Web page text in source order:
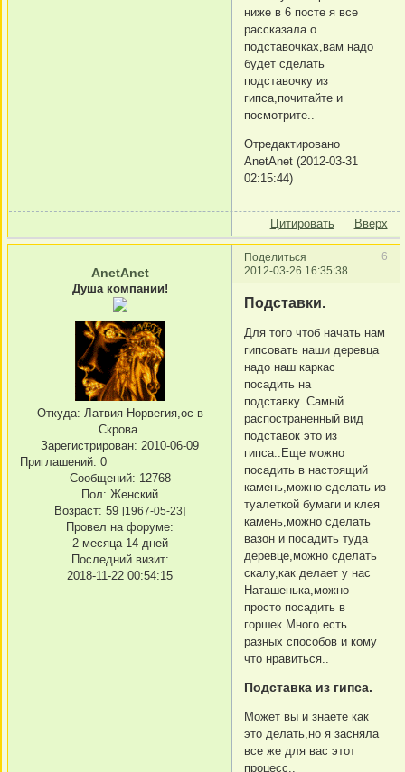
ниже в 6 посте я все
рассказала о
подставочках,вам надо
будет сделать
подставочку из
гипса,почитайте и
посмотрите..
Отредактировано
AnetAnet (2012-03-31
02:15:44)
Цитировать Вверх
Поделиться
6
2012-03-26 16:35:38
AnetAnet
Душа компании!
Откуда: Латвия-Норвегия,ос-в
Скрова.
Зарегистрирован: 2010-06-09
Приглашений: 0
Сообщений: 12768
Пол: Женский
Возраст: 59 [1967-05-23]
Провел на форуме:
2 месяца 14 дней
Последний визит:
2018-11-22 00:54:15
Подставки.
Для того чтоб начать нам
гипсовать наши деревца
надо наш каркас
посадить на
подставку..Самый
распостраненный вид
подставок это из
гипса..Еще можно
посадить в настоящий
камень,можно сделать из
туалеткой бумаги и клея
камень,можно сделать
вазон и посадить туда
деревце,можно сделать
скалу,как делает у нас
Наташенька,можно
просто посадить в
горшек.Много есть
разных способов и кому
что нравиться..
Подставка из гипса.
Может вы и знаете как
это делать,но я засняла
все же для вас этот
процесс..